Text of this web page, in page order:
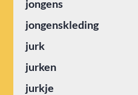
jongens
jongenskleding
jurk
jurken
jurkje